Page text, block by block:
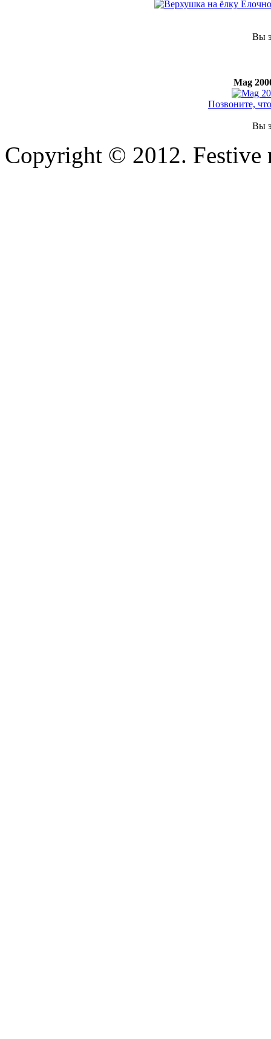
Вы
Mag
Позвоните,
Вы
Copyright © 2012. Festive